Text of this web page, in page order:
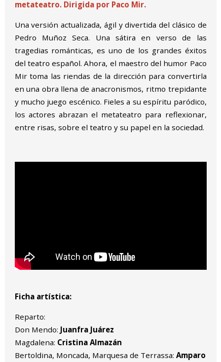
metateatro. Dirigida por Paco Mir.
Una versión actualizada, ágil y divertida del clásico de
Pedro Muñoz Seca. Una sátira en verso de las
tragedias románticas, es uno de los grandes éxitos
del teatro español. Ahora, el maestro del humor Paco
Mir toma las riendas de la dirección para convertirla
en una obra llena de anacronismos, ritmo trepidante
y mucho juego escénico. Fieles a su espíritu paródico,
los actores abrazan el metateatro para reflexionar,
entre risas, sobre el teatro y su papel en la sociedad.
Ficha artística:
Reparto:
Don Mendo: Juanfra Juárez
Magdalena: Cristina Almazán
Bertoldina, Moncada, Marquesa de Terrassa: Amparo